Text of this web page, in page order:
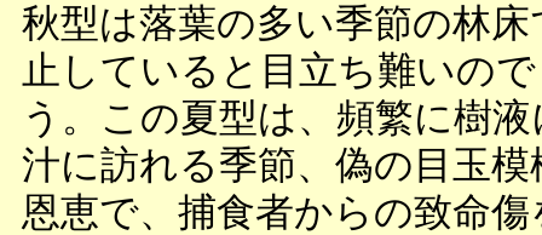
秋型は落葉の多い季節の林床
止していると目立ち難いの
う。この夏型は、頻繁に樹液
汁に訪れる季節、偽の目玉模
恩恵で、捕食者からの致命傷